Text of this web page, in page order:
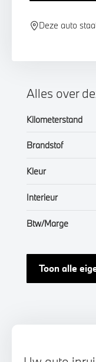
Deze auto
Alles over
Kilometerstand
Brandstof
Kleur
Interieur
Btw/Marge
Toon alle